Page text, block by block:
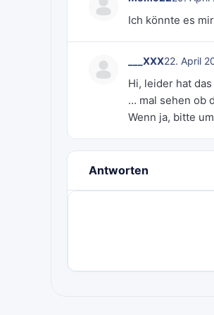
Ich könnte es
___XXX22. April
Hi, leider hat
… mal sehen ob
Wenn ja, bitte
Antworten